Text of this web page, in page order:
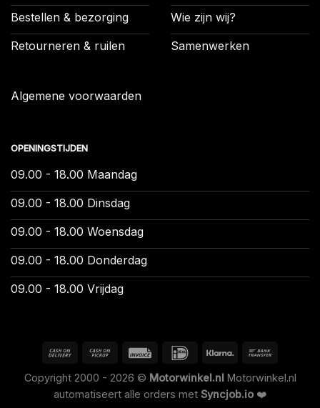
Bestellen & bezorging
Retourneren & ruilen
Algemene voorwaarden
Wie zijn wij?
Samenwerken
OPENINGSTIJDEN
09.00 - 18.00 Maandag
09.00 - 18.00 Dinsdag
09.00 - 18.00 Woensdag
09.00 - 18.00 Donderdag
09.00 - 18.00 Vrijdag
Copyright 2000 - 2026 © Motorwinkel.nl Motorwinkel.nl
automatiseert alle orders met Syncjob.io ❤️